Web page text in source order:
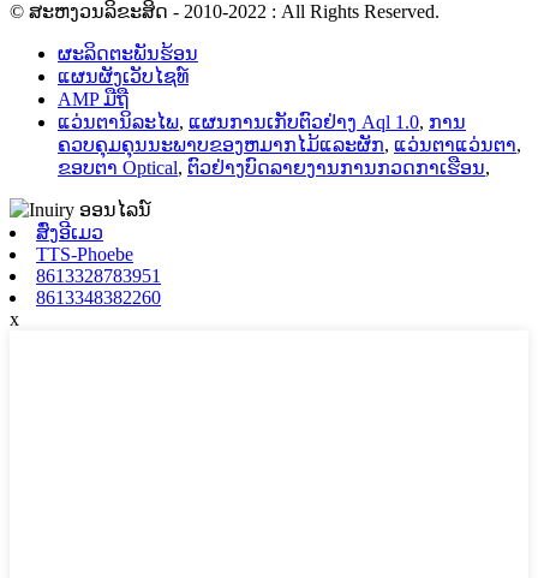
© ສະຫງວນລິຂະສິດ - 2010-2022 : All Rights Reserved.
ຜະລິດຕະພັນຮ້ອນ
ແຜນຜັງເວັບໄຊທ໌
AMP ມືຖື
ແວ່ນຕານິລະໄພ, ແຜນການເກັບຕົວຢ່າງ Aql 1.0, ການ
ຄວບຄຸມຄຸນນະພາບຂອງຫມາກໄມ້ແລະຜັກ, ແວ່ນຕາແວ່ນຕາ,
ຂອບຕາ Optical, ຕົວຢ່າງບົດລາຍງານການກວດກາເຮືອນ,
ສົ່ງອີເມວ
TTS-Phoebe
8613328783951
8613348382260
x